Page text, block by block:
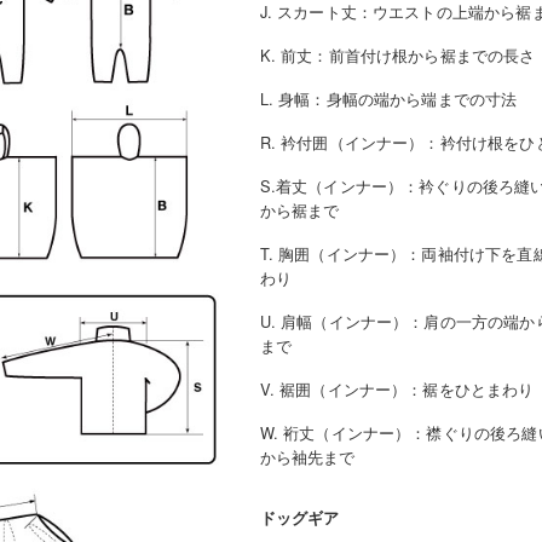
J. スカート丈 ： ウエストの上端から裾
K. 前丈 ： 前首付け根から裾までの長さ
L. 身幅 ： 身幅の端から端までの寸法
R. 衿付囲（インナー）
： 衿付け根をひ
S.着丈（インナー）
：衿ぐりの後ろ縫
から裾まで
T. 胸囲（インナー）
： 両袖付け下を直
わり
U. 肩幅（インナー）
： 肩の一方の端か
まで
V. 裾囲（インナー）
：裾をひとまわり
W. 裄丈（インナー）
：襟ぐりの後ろ
から袖先まで
ドッグギア